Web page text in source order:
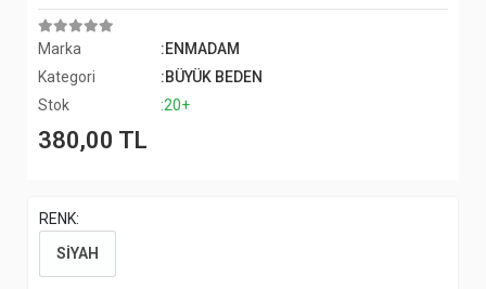
Marka
:ENMADAM
Kategori
:BÜYÜK BEDEN
Stok
:20+
380,00 TL
RENK:
SİYAH